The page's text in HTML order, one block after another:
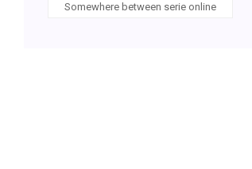
Somewhere between serie online